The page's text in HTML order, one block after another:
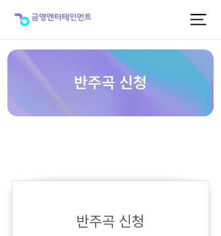
반주곡 신청
반주곡 신청